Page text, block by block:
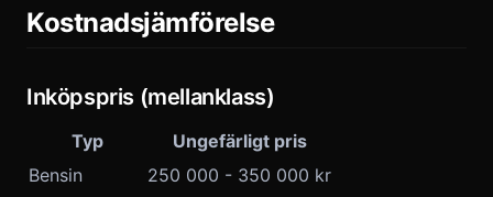
Kostnadsjämförelse
Inköpspris (mellanklass)
Typ
Ungefärligt pris
Bensin
250 000 - 350 000 kr